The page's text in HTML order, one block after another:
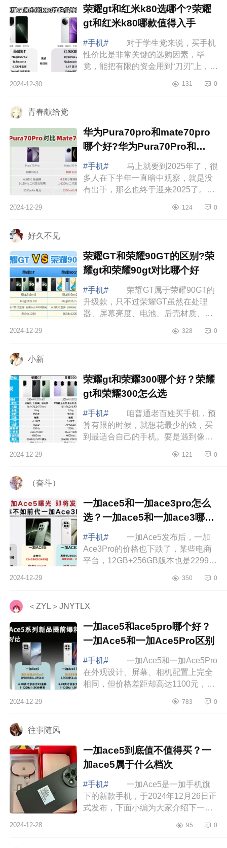
荣耀gt和红米k80选哪个?荣耀
gt和红米k80哪款值得入手
#手机#
对于学生党来说，买手机
性价比是非常关键的选购因素，毕
竟，能把有限的资金用到“刀刃”上，才
家说下目前提及较多的荣耀GT和红米
2024-12-30 131 0
青春献给党
华为Pura70pro和mate70pro
哪个好?华为Pura70Pro和
mate70Pro区别
#手机#
马上就要到2025年了，很
多人在下半年一直暗中观察，就是没
有出手，那么也终于迎来2025了。做
都是比较重要的。如果买笔记本，评
2024-12-29 124 0
好久不见
荣耀GT和荣耀90GT的区别?荣
耀gt和荣耀90gt对比哪个好
#手机#
荣耀GT属于荣耀90GT的
升级款，只不过荣耀GT虽然在处理
器、屏幕亮度、电池、后壳材质、
屏幕和有线充电基本没变。并且荣耀
2024-12-29 328 0
小新
荣耀gt和荣耀300哪个好？荣耀
gt和荣耀300怎么选
#手机#
咱普通老百姓买手机，预
算有限的时候，就想花最少的钱，买
到最适合自己的手机。要是遇到像荣
机，那可真是让人纠结得很，下面小
2024-12-29 121 0
（奋斗）
一加ace5和一加ace3pro怎么
选？一加ace5和一加ace3哪个
好
#手机#
一加Ace5发布后，一加
Ace3Pro的价格也下跌了，某些电商
平台，12GB+256GB版本也是2299元
款手机都使用了下来8Gen3处理器，
2024-12-29 350 0
＜ZYL＞JNYTLX
一加ace5和ace5pro哪个好？
一加Ace5和一加Ace5Pro区别
#手机#
一加Ace5和一加Ace5Pro
在外观设计、屏幕、相机配置上完全
相同，但价格差距却高达1100元，起
价让不少消费者陷入了困惑，究竟值
2024-12-29 783 0
往事随风
一加ace5到底值不值得买？一
加ace5属于什么档次
#手机#
一加Ace5是一加手机旗
下的新款手机，于2024年12月26日正
式发布，下面小编为大家介绍下一加
什么档次 一加ace5到底值不值得
2024-12-28 95 0